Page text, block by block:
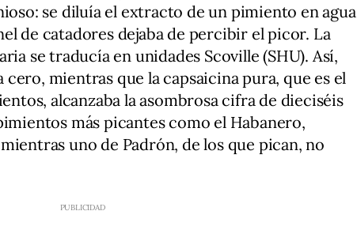
se diluía el extracto de un pimiento en agua
de catadores dejaba de percibir el picor. La
se traducía en unidades Scoville (SHU). Así,
mientras que la capsaicina pura, que es el
alcanzaba la asombrosa cifra de dieciséis
más picantes como el Habanero,
uno de Padrón, de los que pican, no